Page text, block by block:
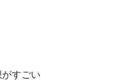
すごい